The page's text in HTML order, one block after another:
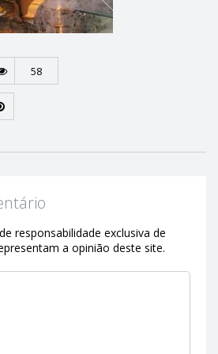
58
responsabilidade exclusiva de
a opinião deste site.